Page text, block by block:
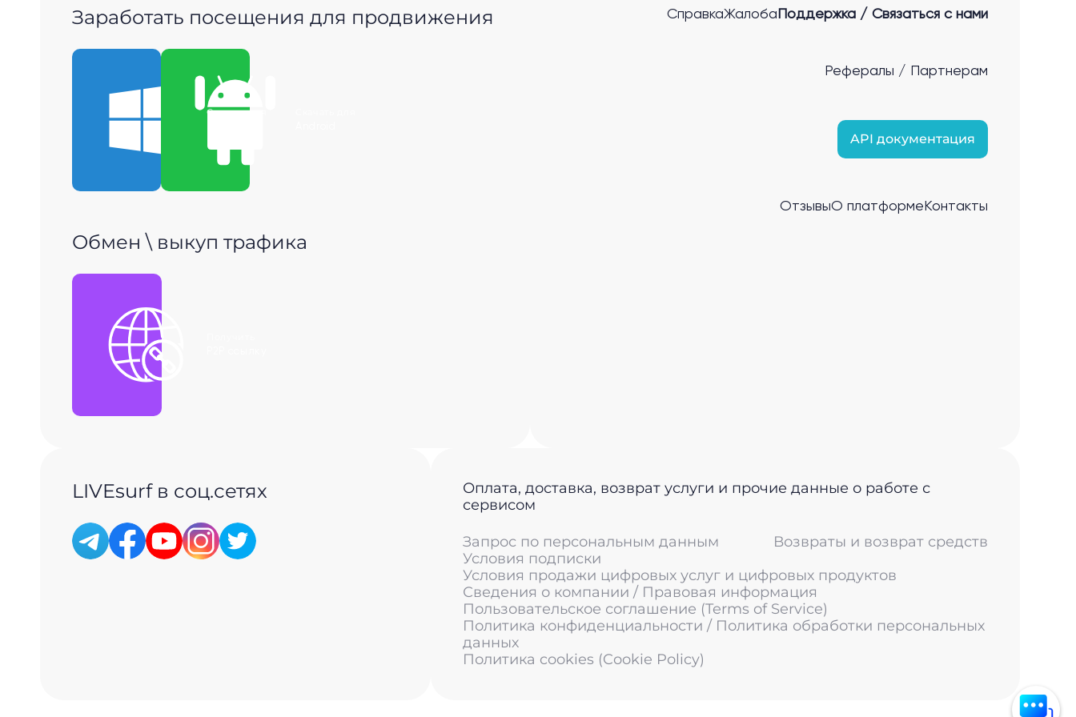
Заработать посещения для продвижения
Скачать для
Обмен \ выкуп трафика
СправкаЖалоба Поддержка / Связаться с нами
Рефералы / Партнерам
API документация
ОтзывыО платформе Контакты
LIVEsurf в соц.сетях
Оплата, доставка, возврат услуги и прочие данные о работе с
сервисом
Запрос по персональным данным
Возвраты и возврат средств
Условия подписки
Условия продажи цифровых услуг и цифровых продуктов
Сведения о компании / Правовая информация
Пользовательское соглашение (Terms of Service)
Политика конфиденциальности / Политика обработки персональных
данных
Политика cookies (Cookie Policy)